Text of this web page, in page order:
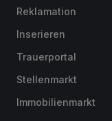
Reklamation
Inserieren
Trauerportal
Stellenmarkt
Immobilienmarkt